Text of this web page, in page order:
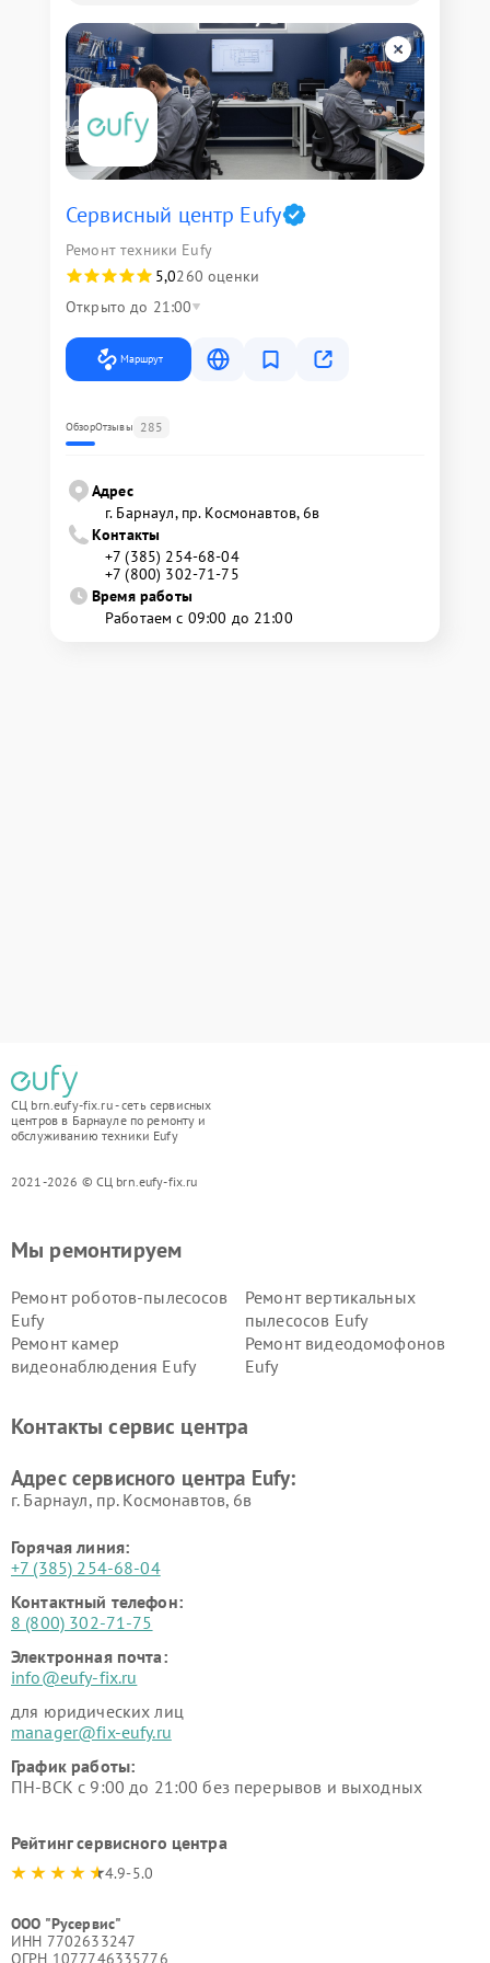
Сервисный центр Eufy
Ремонт техники Eufy
5,0260 оценки
Открыто до 21:00
Маршрут
ОбзорОтзывы 285
Адрес
г. Барнаул, ​пр. Космонавтов, 6в
Контакты
+7 (385) 254-68-04
+7 (800) 302-71-75
Время работы
Работаем с 09:00 до 21:00
СЦ brn.eufy-fix.ru - сеть сервисных
центров в Барнауле по ремонту и
обслуживанию техники Eufy
2021-2026 © СЦ brn.eufy-fix.ru
Мы ремонтируем
Ремонт роботов-пылесосов
Eufy
Ремонт вертикальных
пылесосов Eufy
Ремонт камер
видеонаблюдения Eufy
Ремонт видеодомофонов
Eufy
Контакты сервис центра
Адрес сервисного центра Eufy:
г. Барнаул, ​пр. Космонавтов, 6в
Горячая линия:
+7 (385) 254-68-04
Контактный телефон:
8 (800) 302-71-75
Электронная почта:
info@eufy-fix.ru
для юридических лиц
manager@fix-eufy.ru
График работы:
ПН-ВСК с 9:00 до 21:00 без перерывов и выходных
Рейтинг сервисного центра
4.9-5.0
ООО "Русервис"
ИНН 7702633247
ОГРН 1077746335776